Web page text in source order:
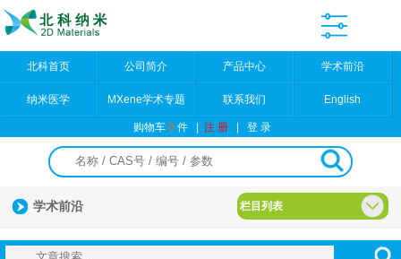
北科首页 公司简介 产品中心 学术前沿
纳米医学 MXene学术专题 联系我们 English
购物车0件 |注 册 |登 录
学术前沿 栏目列表